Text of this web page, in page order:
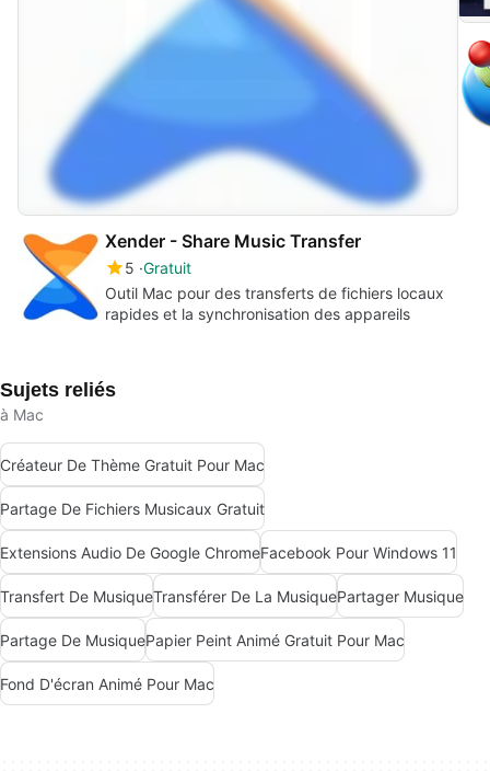
Xender - Share Music Transfer
5 Gratuit
Outil Mac pour des transferts de fichiers locaux
rapides et la synchronisation des appareils
Sujets reliés
à Mac
Créateur De Thème Gratuit Pour Mac
Partage De Fichiers Musicaux Gratuit
Extensions Audio De Google ChromeFacebook Pour Windows 11
Transfert De MusiqueTransférer De La MusiquePartager Musique
Partage De MusiquePapier Peint Animé Gratuit Pour Mac
Fond D'écran Animé Pour Mac